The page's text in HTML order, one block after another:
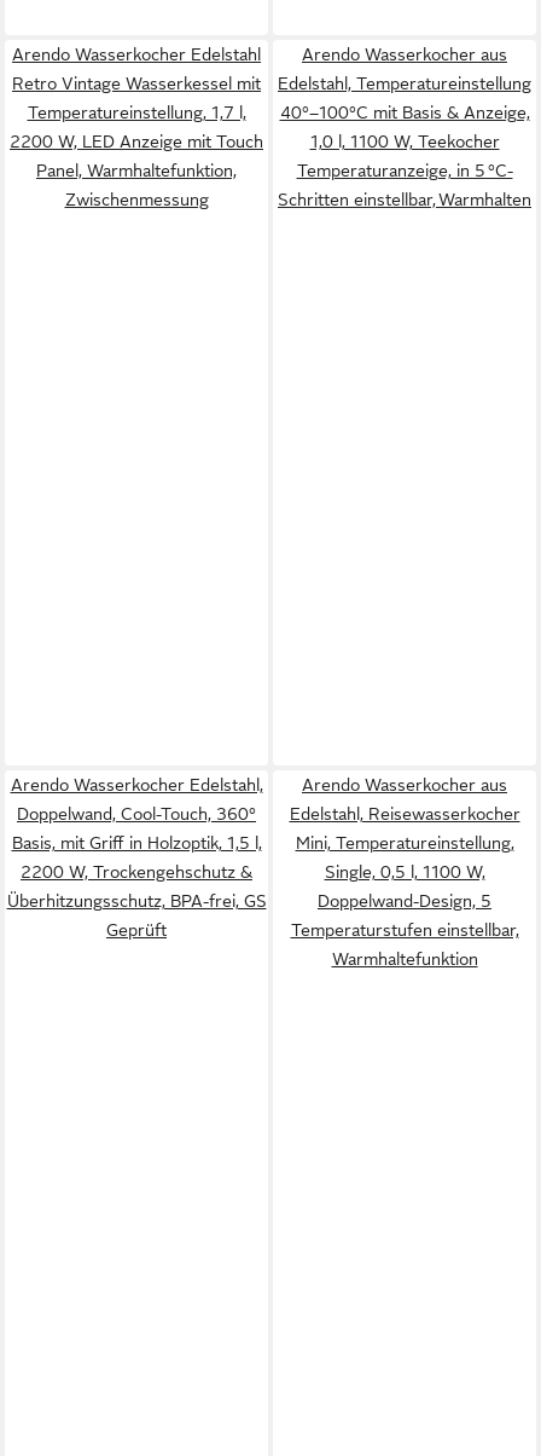
Arendo Wasserkocher Edelstahl
Retro Vintage Wasserkessel mit
Temperatureinstellung, 1,7 l,
2200 W, LED Anzeige mit Touch
Panel, Warmhaltefunktion,
Zwischenmessung
Arendo Wasserkocher aus
Edelstahl, Temperatureinstellung
40°–100°C mit Basis & Anzeige,
1,0 l, 1100 W, Teekocher
Temperaturanzeige, in 5 °C-
Schritten einstellbar, Warmhalten
Arendo Wasserkocher Edelstahl,
Doppelwand, Cool-Touch, 360°
Basis, mit Griff in Holzoptik, 1,5 l,
2200 W, Trockengehschutz &
Überhitzungsschutz, BPA-frei, GS
Geprüft
Arendo Wasserkocher aus
Edelstahl, Reisewasserkocher
Mini, Temperatureinstellung,
Single, 0,5 l, 1100 W,
Doppelwand-Design, 5
Temperaturstufen einstellbar,
Warmhaltefunktion